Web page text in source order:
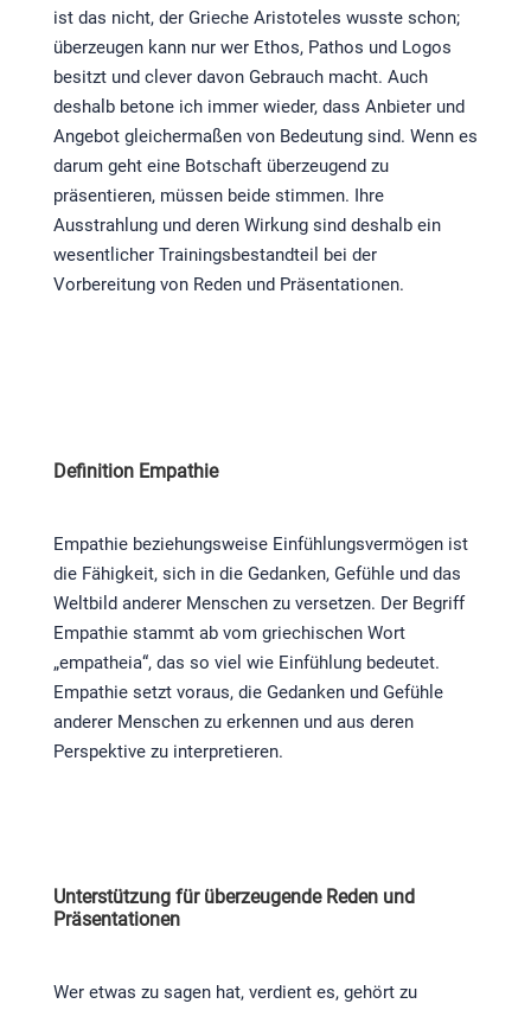
ist das nicht, der Grieche Aristoteles wusste schon;
überzeugen kann nur wer Ethos, Pathos und Logos
besitzt und clever davon Gebrauch macht. Auch
deshalb betone ich immer wieder, dass Anbieter und
Angebot gleichermaßen von Bedeutung sind. Wenn es
darum geht eine Botschaft überzeugend zu
präsentieren, müssen beide stimmen. Ihre
Ausstrahlung und deren Wirkung sind deshalb ein
wesentlicher Trainingsbestandteil bei der
Vorbereitung von Reden und Präsentationen.
Definition Empathie
Empathie beziehungsweise Einfühlungsvermögen ist
die Fähigkeit, sich in die Gedanken, Gefühle und das
Weltbild anderer Menschen zu versetzen. Der Begriff
Empathie stammt ab vom griechischen Wort
„empatheia“, das so viel wie Einfühlung bedeutet.
Empathie setzt voraus, die Gedanken und Gefühle
anderer Menschen zu erkennen und aus deren
Perspektive zu interpretieren.
Unterstützung für überzeugende Reden und
Präsentationen
Wer etwas zu sagen hat, verdient es, gehört zu